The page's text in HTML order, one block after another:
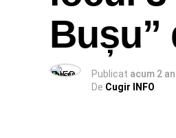
Bușu”
Publicat acum 2
De Cugir INFO